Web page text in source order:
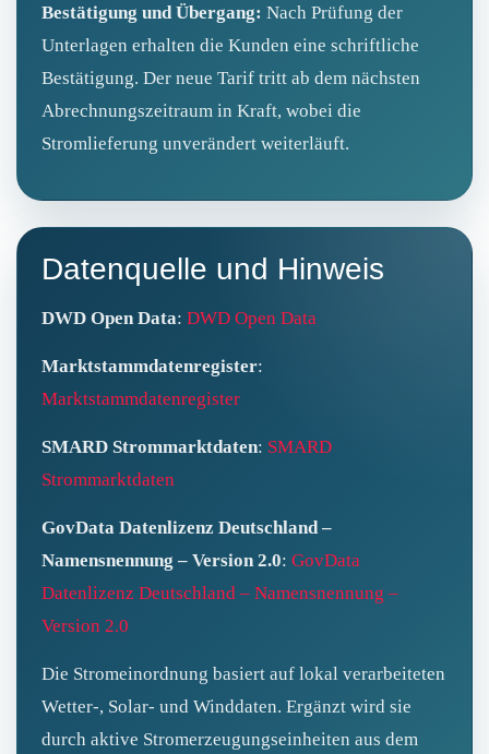
Bestätigung und Übergang: Nach Prüfung der
Unterlagen erhalten die Kunden eine schriftliche
Bestätigung. Der neue Tarif tritt ab dem nächsten
Abrechnungszeitraum in Kraft, wobei die
Stromlieferung unverändert weiterläuft.
Datenquelle und Hinweis
DWD Open Data: DWD Open Data
Marktstammdatenregister:
Marktstammdatenregister
SMARD Strommarktdaten: SMARD
Strommarktdaten
GovData Datenlizenz Deutschland –
Namensnennung – Version 2.0: GovData
Datenlizenz Deutschland – Namensnennung –
Version 2.0
Die Stromeinordnung basiert auf lokal verarbeiteten
Wetter-, Solar- und Winddaten. Ergänzt wird sie
durch aktive Stromerzeugungseinheiten aus dem